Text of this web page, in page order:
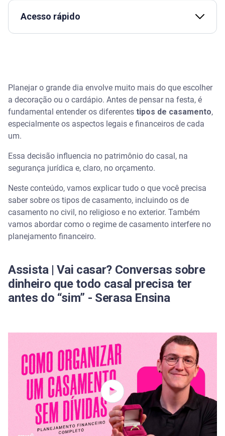
Acesso rápido
Tipos de casamento civil
Quais são os tipos de casamento no civil?
Casamento Civil Comum
Casamento em Diligência
Casamento Religioso com Efeito Civil
Tipos de regime de casamento
Tipos de casamento religioso
escolher essa opção
Como os tipos de casamento podem impactar o
planejamento financeiro
lua de mel)
Defina o orçamento total
Liste todos os gastos
Faça orçamentos e negociações
Priorize o que é mais importante
Planejar o grande dia envolve muito mais do que escolher
a decoração ou o cardápio. Antes de pensar na festa, é
fundamental entender os diferentes tipos de casamento,
especialmente os aspectos legais e financeiros de cada
um.
Essa decisão influencia no patrimônio do casal, na
segurança jurídica e, claro, no orçamento.
Neste conteúdo, vamos explicar tudo o que você precisa
saber sobre os tipos de casamento, incluindo os de
casamento no civil, no religioso e no exterior. Também
vamos abordar como o regime de casamento interfere no
planejamento financeiro.
Assista | Vai casar? Conversas sobre
dinheiro que todo casal precisa ter
antes do “sim” - Serasa Ensina